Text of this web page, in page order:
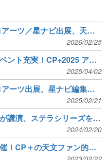
CP+2026にアストロアーツ／星ナビ出展、天文関係セミナーをリストアップ
2026/02/25
セミナーやトークイベント充実！CP+2025 アーカイブまとめ
2025/04/02
CP+2025にアストロアーツ出展、星ナビ編集部の講演も2本
2025/02/21
CP+で星ナビ編集部が講演、ステラシリーズを会場超特価で販売
2024/02/20
初のハイブリッド開催！CP＋の天文ファン的注目ポイント